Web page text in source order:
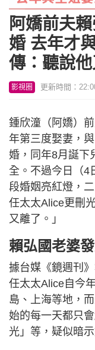
阿嬌前夫
婚 去年才
傳：聽說
影視圈 更新時間：
鍾欣潼（阿嬌）
年第三度娶妻，
婚，同年8月誕下
全。不過今日（4
段婚姻亮紅燈，
任太太Alice更刪
又離了。」
賴弘國老婆
據台媒《鏡週刊
任太太Alice自今
島、上海等地，
始的每一天都只
光」等，疑似暗